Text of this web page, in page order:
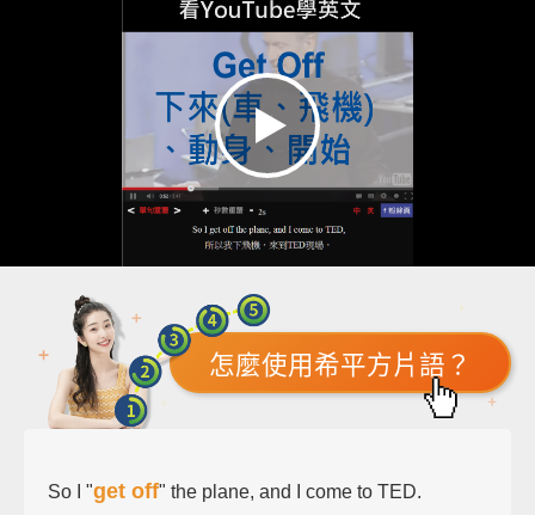
怎麼使用希平方片語？
So I "get off" the plane, and I come to TED.